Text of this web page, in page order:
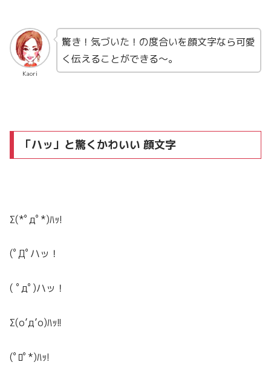
Kaori
驚き！気づいた！の度合いを顔文字なら可愛
く伝えることができる〜。
「ハッ」と驚くかわいい 顔文字
Σ(*ﾟдﾟ*)ﾊｯ!
(ﾟДﾟハッ！
( ﾟдﾟ)ハッ！
Σ(o’д’o)ﾊｯ!!
(ﾟﾛﾟ *)ﾊｯ!